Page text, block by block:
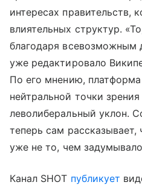
интересах правительств,
влиятельных структур.
благодаря всевозможным
уже редактировало
По его мнению,
нейтральной точки
леволиберальный уклон.
теперь сам
уже не то, чем
Канал SHOT публикует